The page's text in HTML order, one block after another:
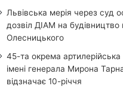
Львівська мерія через суд
дозвіл ДІАМ на будівництво
Олесницького
45-та окрема
імені генерала Мирона
відзначає 10-річчя